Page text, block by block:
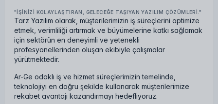
"İŞINIZI KOLAYLAŞTIRAN, GELECEĞE TAŞIYAN YAZILIM ÇÖZÜMLERI."
Tarz Yazılım olarak, müşterilerimizin iş süreçlerini optimize
etmek, verimliliği artırmak ve büyümelerine katkı sağlamak
için sektörün en deneyimli ve yetenekli
profesyonellerinden oluşan ekibiyle çalışmalar
yürütmektedir.
Ar-Ge odaklı iş ve hizmet süreçlerimizin temelinde,
teknolojiyi en doğru şekilde kullanarak müşterilerimize
rekabet avantajı kazandırmayı hedefliyoruz.